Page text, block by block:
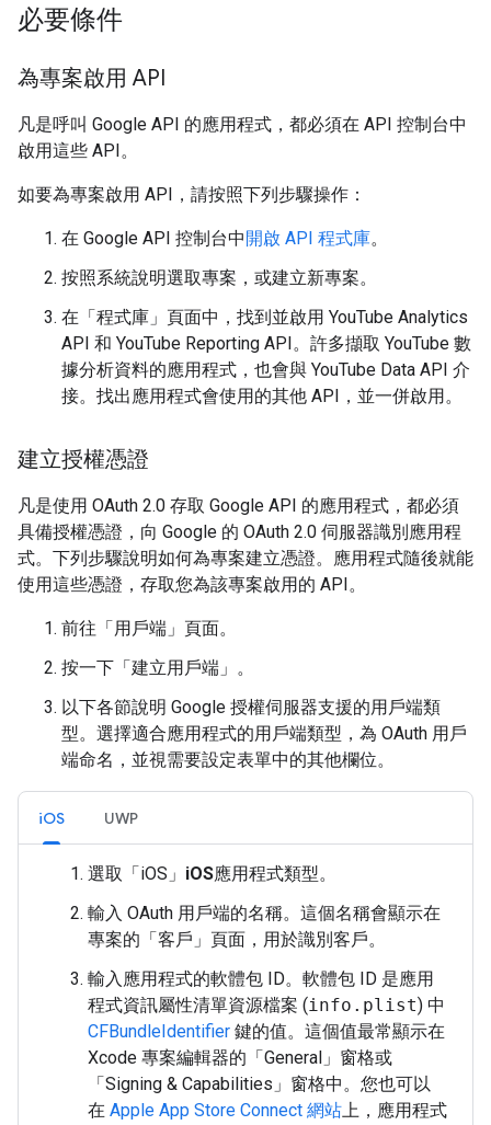
必要條件
為專案啟用 API
凡是呼叫 Google API 的應用程式，都必須在 API 控制台中
啟用這些 API。
如要為專案啟用 API，請按照下列步驟操作：
在 Google API 控制台中開啟 API 程式庫。
按照系統說明選取專案，或建立新專案。
在「程式庫」頁面中，找到並啟用 YouTube Analytics
API 和 YouTube Reporting API。許多擷取 YouTube 數
據分析資料的應用程式，也會與 YouTube Data API 介
接。找出應用程式會使用的其他 API，並一併啟用。
建立授權憑證
凡是使用 OAuth 2.0 存取 Google API 的應用程式，都必須
具備授權憑證，向 Google 的 OAuth 2.0 伺服器識別應用程
式。下列步驟說明如何為專案建立憑證。應用程式隨後就能
使用這些憑證，存取您為該專案啟用的 API。
前往「用戶端」頁面。
按一下「建立用戶端」 。
以下各節說明 Google 授權伺服器支援的用戶端類
型。選擇適合應用程式的用戶端類型，為 OAuth 用戶
端命名，並視需要設定表單中的其他欄位。
iOS UWP
選取「iOS」 iOS應用程式類型。
輸入 OAuth 用戶端的名稱。這個名稱會顯示在
專案的「客戶」 頁面，用於識別客戶。
輸入應用程式的軟體包 ID。軟體包 ID 是應用
程式資訊屬性清單資源檔案 (info.plist) 中
CFBundleIdentifier 鍵的值。這個值最常顯示在
Xcode 專案編輯器的「General」窗格或
「Signing & Capabilities」窗格中。您也可以
在 Apple App Store Connect 網站上，應用程式